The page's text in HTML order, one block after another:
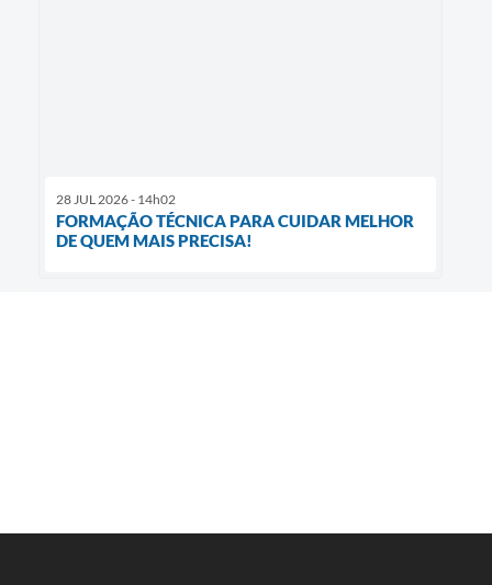
28 JUL 2026 - 14h02
FORMAÇÃO TÉCNICA PARA CUIDAR MELHOR
DE QUEM MAIS PRECISA!